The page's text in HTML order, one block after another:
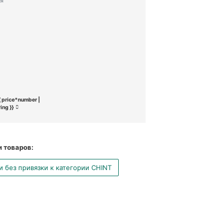
price*number |
}}
товаров:
без привязки к категории CHINT